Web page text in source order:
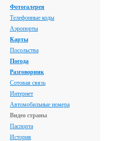
Фотогалерея
Телефонные коды
Аэропорты
Карты
Посольства
Погода
Разговорник
Сотовая связь
Интернет
Автомобильные номера
Видео страны
Паспорта
История